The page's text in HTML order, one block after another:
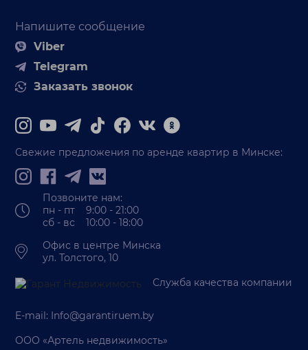
Напишите сообщение
Viber
Telegram
Заказать звонок
Свежие предложения по аренде квартир в Минске:
Позвоните нам:
пн - пт 9:00 - 21:00
сб - вс 10:00 - 18:00
Офис в центре Минска
ул. Толстого, 10
Служба качества компании
E-mail: Info@garantiruem.by
ООО «Артель недвижимость»